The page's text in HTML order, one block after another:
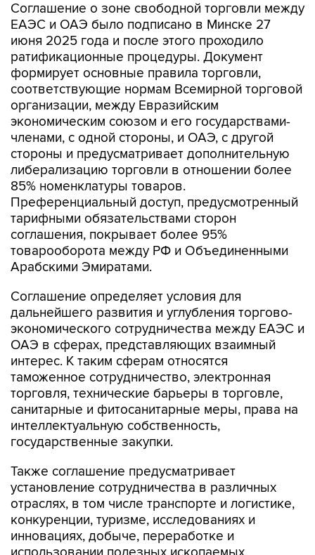
Соглашение о зоне свободной торговли между
ЕАЭС и ОАЭ было подписано в Минске 27
июня 2025 года и после этого проходило
ратификационные процедуры. Документ
формирует основные правила торговли,
соответствующие нормам Всемирной торговой
организации, между Евразийским
экономическим союзом и его государствами-
членами, с одной стороны, и ОАЭ, с другой
стороны и предусматривает дополнительную
либерализацию торговли в отношении более
85% номенклатуры товаров.
Преференциальный доступ, предусмотренный
тарифными обязательствами сторон
соглашения, покрывает более 95%
товарооборота между РФ и Объединенными
Арабскими Эмиратами.
Соглашение определяет условия для
дальнейшего развития и углубления торгово-
экономического сотрудничества между ЕАЭС и
ОАЭ в сферах, представляющих взаимный
интерес. К таким сферам относятся
таможенное сотрудничество, электронная
торговля, технические барьеры в торговле,
санитарные и фитосанитарные меры, права на
интеллектуальную собственность,
государственные закупки.
Также соглашение предусматривает
установление сотрудничества в различных
отраслях, в том числе транспорте и логистике,
конкуренции, туризме, исследованиях и
инновациях, добыче, переработке и